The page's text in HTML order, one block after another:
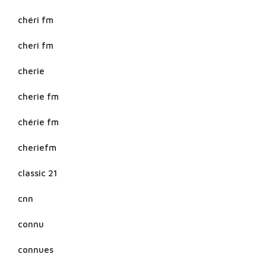
chéri fm
cheri fm
cherie
cherie fm
chérie fm
cheriefm
classic 21
cnn
connu
connues